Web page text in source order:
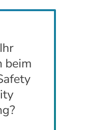
beim